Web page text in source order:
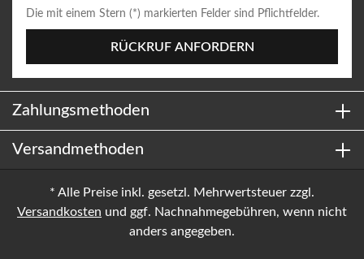
Die mit einem Stern (*) markierten Felder sind Pflichtfelder.
RÜCKRUF ANFORDERN
Zahlungsmethoden
Versandmethoden
* Alle Preise inkl. gesetzl. Mehrwertsteuer zzgl.
Versandkosten und ggf. Nachnahmegebühren, wenn nicht
anders angegeben.